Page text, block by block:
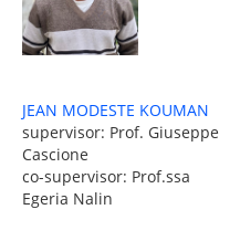
JEAN MODESTE KOUMAN
supervisor: Prof. Giuseppe
Cascione
co-supervisor: Prof.ssa
Egeria Nalin